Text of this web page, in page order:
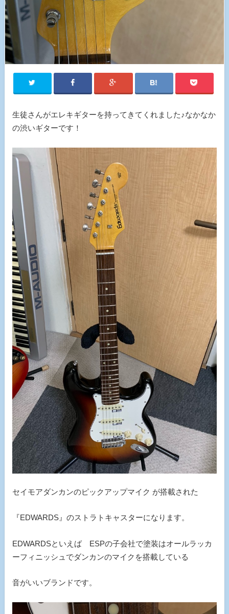
生徒さんがエレキギターを持ってきてくれました♪なかなか
の渋いギターです！
セイモアダンカンのピックアップマイク が搭載された
『EDWARDS』のストラトキャスターになります。
EDWARDSといえば ESPの子会社で塗装はオールラッカ
ーフィニッシュでダンカンのマイクを搭載している
音がいいブランドです。